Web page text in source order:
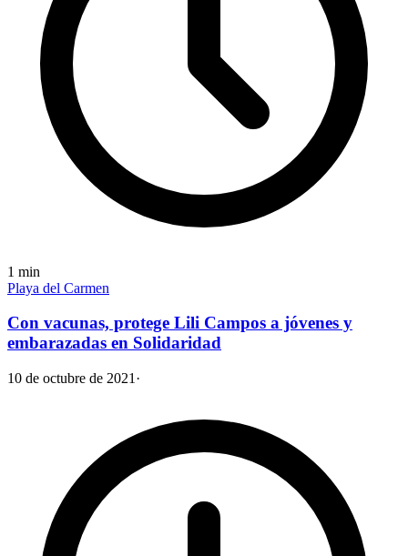
1 min
Playa del Carmen
Con vacunas, protege Lili Campos a jóvenes y
embarazadas en Solidaridad
10 de octubre de 2021 ·